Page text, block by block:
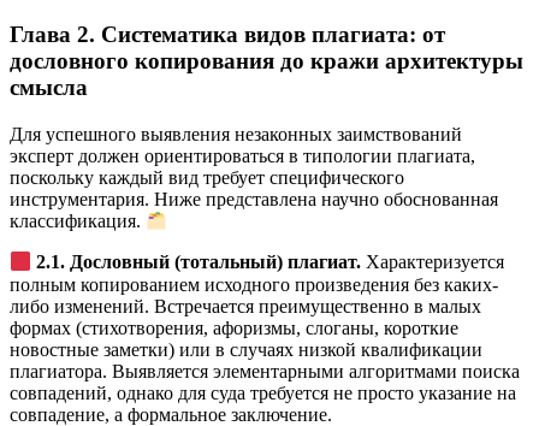
Глава 2. Систематика видов плагиата: от
дословного копирования до кражи архитектуры
смысла
Для успешного выявления незаконных заимствований
эксперт должен ориентироваться в типологии плагиата,
поскольку каждый вид требует специфического
инструментария. Ниже представлена научно обоснованная
классификация.
2.1. Дословный (тотальный) плагиат. Характеризуется
полным копированием исходного произведения без каких-
либо изменений. Встречается преимущественно в малых
формах (стихотворения, афоризмы, слоганы, короткие
новостные заметки) или в случаях низкой квалификации
плагиатора. Выявляется элементарными алгоритмами поиска
совпадений, однако для суда требуется не просто указание на
совпадение, а формальное заключение.